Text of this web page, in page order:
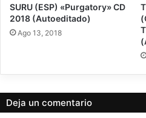
guitarras, solo bajo distorsionado,
letras tratan sobre la prehistoria,
SURU (ESP) «Purgatory» CD
2018 (Autoeditado)
Ago 13, 2018
Deja un comentario